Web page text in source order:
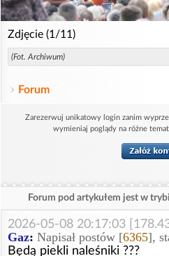
Zdjęcie (1/11)
(Fot. Archiwum)
Forum
Zarezerwuj unikatowy login zanim
wymieniaj poglądy na różne
Forum pod artykułem jest w
2026-05-08 20:17:03
Gaz: Napisał postów [6365],
Będą piekli naleśniki ???